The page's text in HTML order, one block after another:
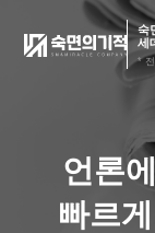
숙
세
*
언론
빠르